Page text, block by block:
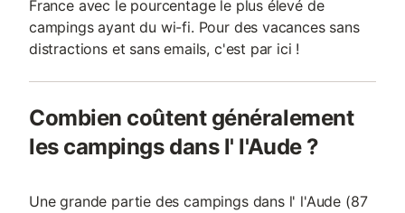
France avec le pourcentage le plus élevé de
campings ayant du wi-fi. Pour des vacances sans
distractions et sans emails, c'est par ici !
Combien coûtent généralement
les campings dans l' l'Aude ?
Une grande partie des campings dans l' l'Aude (87